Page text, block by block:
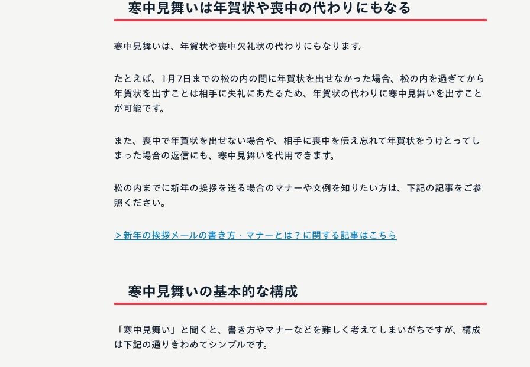
寒中見舞いは年賀状や喪中の代わりにもなる
寒中見舞いは、年賀状や喪中欠礼状の代わりにもなります。
たとえば、1月7日までの松の内の間に年賀状を出せなかった場合、松の内を過ぎてから
年賀状を出すことは相手に失礼にあたるため、年賀状の代わりに寒中見舞いを出すこと
が可能です。
また、喪中で年賀状を出せない場合や、相手に喪中を伝え忘れて年賀状をうけとってし
まった場合の返信にも、寒中見舞いを代用できます。
松の内までに新年の挨拶を送る場合のマナーや文例を知りたい方は、下記の記事をご参
照ください。
＞新年の挨拶メールの書き方・マナーとは？に関する記事はこちら
寒中見舞いの基本的な構成
「寒中見舞い」と聞くと、書き方やマナーなどを難しく考えてしまいがちですが、構成
は下記の通りきわめてシンプルです。